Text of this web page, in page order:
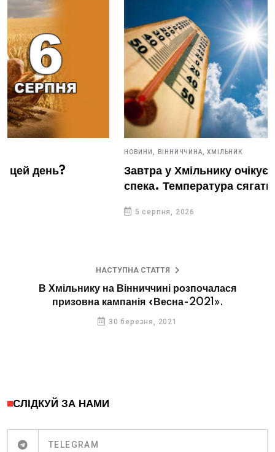
ХМІЛЬНИК
Завтра у Хмільнику очікується аномальна
спека. Температура сягатиме 37 градусів
НАСТУПНА СТАТТЯ
В Хмільнику на Вінниччині розпочалася
призовна кампанія «Весна-2021».
30 березня, 2021
СЛІДКУЙ ЗА НАМИ
TELEGRAM